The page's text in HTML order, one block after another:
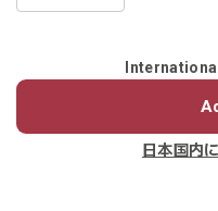
日本国内